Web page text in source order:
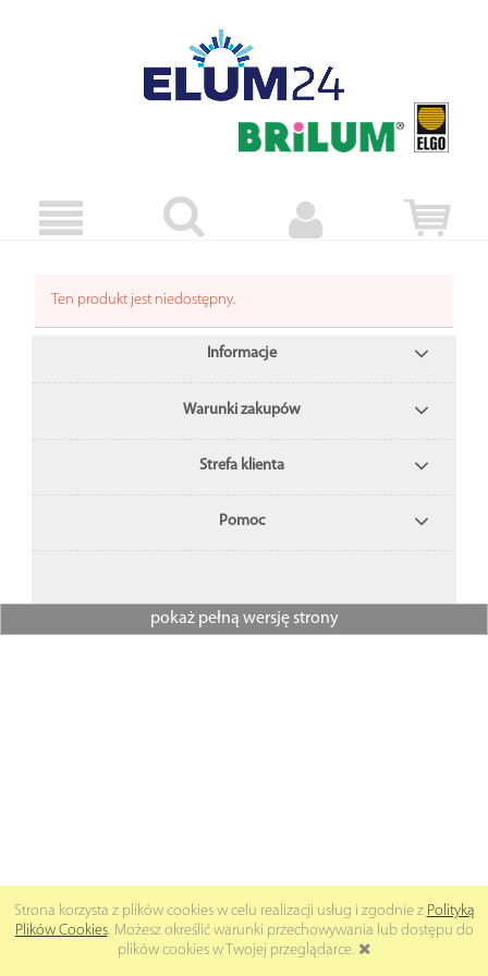
Strona korzysta z plików cookies w celu realizacji usług i zgodnie z Polityką
Plików Cookies. Możesz określić warunki przechowywania lub dostępu do
plików cookies w Twojej przeglądarce.
Ten produkt jest niedostępny.
Informacje
Warunki zakupów
Strefa klienta
Pomoc
pokaż pełną wersję strony